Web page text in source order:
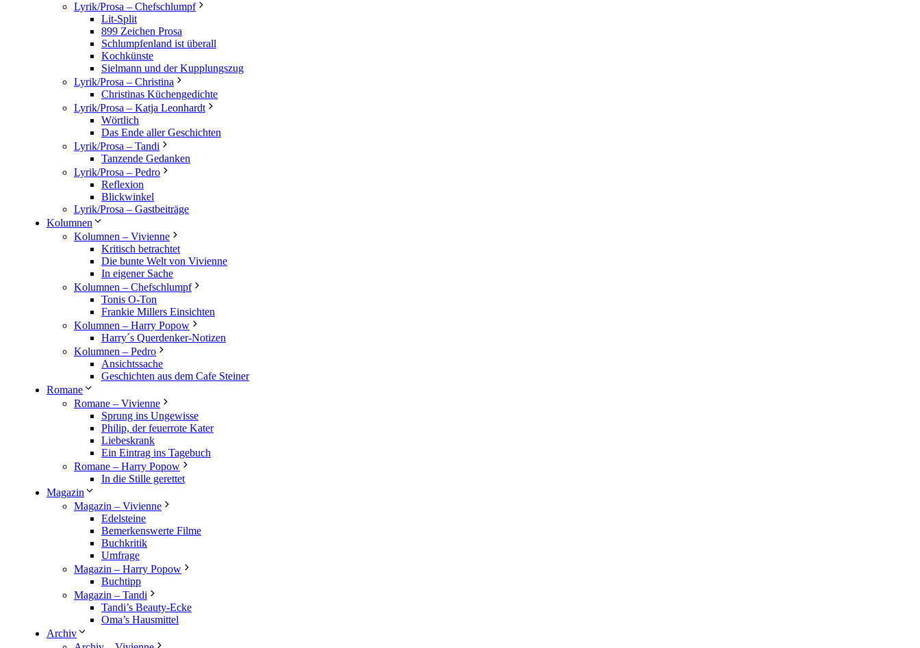
Lyrik/Prosa – Chefschlumpf
Lit-Split
899 Zeichen Prosa
Schlumpfenland ist überall
Kochkünste
Sielmann und der Kupplungszug
Lyrik/Prosa – Christina
Christinas Küchengedichte
Lyrik/Prosa – Katja Leonhardt
Wörtlich
Das Ende aller Geschichten
Lyrik/Prosa – Tandi
Tanzende Gedanken
Lyrik/Prosa – Pedro
Reflexion
Blickwinkel
Lyrik/Prosa – Gastbeiträge
Kolumnen
Kolumnen – Vivienne
Kritisch betrachtet
Die bunte Welt von Vivienne
In eigener Sache
Kolumnen – Chefschlumpf
Tonis O-Ton
Frankie Millers Einsichten
Kolumnen – Harry Popow
Harry´s Querdenker-Notizen
Kolumnen – Pedro
Ansichtssache
Geschichten aus dem Cafe Steiner
Romane
Romane – Vivienne
Sprung ins Ungewisse
Philip, der feuerrote Kater
Liebeskrank
Ein Eintrag ins Tagebuch
Romane – Harry Popow
In die Stille gerettet
Magazin
Magazin – Vivienne
Edelsteine
Bemerkenswerte Filme
Buchkritik
Umfrage
Magazin – Harry Popow
Buchtipp
Magazin – Tandi
Tandi’s Beauty-Ecke
Oma’s Hausmittel
Archiv